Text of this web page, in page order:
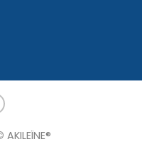
AKILEÏNE®